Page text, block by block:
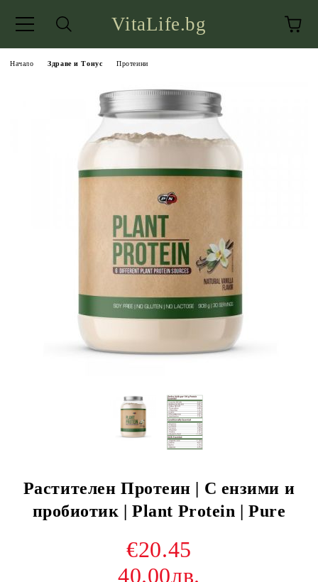
VitaLife.bg
Начало Здраве и Тонус Протеини
Растителен Протеин | С ензими и
пробиотик | Plant Protein | Pure
€20.45
40.00лв.